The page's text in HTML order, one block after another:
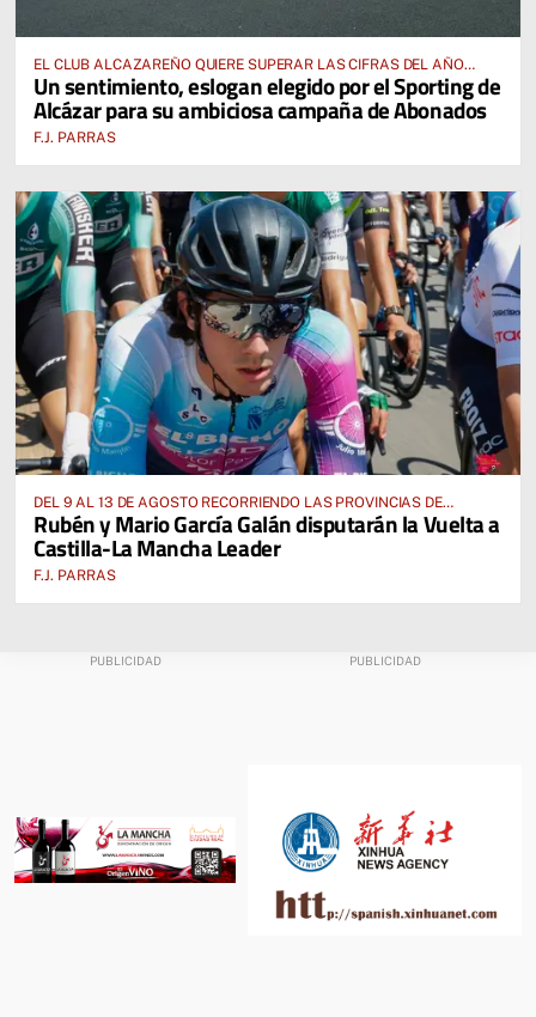
EL CLUB ALCAZAREÑO QUIERE SUPERAR LAS CIFRAS DEL AÑO
PASADO E INCLUSO DUPLICARLAS
Un sentimiento, eslogan elegido por el Sporting de
Alcázar para su ambiciosa campaña de Abonados
F.J. PARRAS
DEL 9 AL 13 DE AGOSTO RECORRIENDO LAS PROVINCIAS DE
CUENCA, ALBACETE, TOLEDO Y CIUDAD REAL
Rubén y Mario García Galán disputarán la Vuelta a
Castilla-La Mancha Leader
F.J. PARRAS